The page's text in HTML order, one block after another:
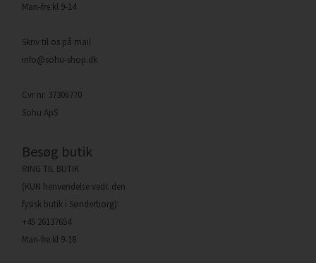
Man-fre kl 9-14
Skriv til os på mail
info@sohu-shop.dk
Cvr nr. 37306770
Sohu ApS
Besøg butik
RING TIL BUTIK
(KUN henvendelse vedr. den
fysisk butik i Sønderborg):
+45 26137654
Man-fre kl 9-18